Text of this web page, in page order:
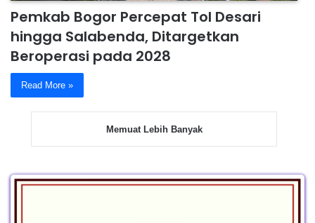
Pemkab Bogor Percepat Tol Desari
hingga Salabenda, Ditargetkan
Beroperasi pada 2028
Read More »
Memuat Lebih Banyak